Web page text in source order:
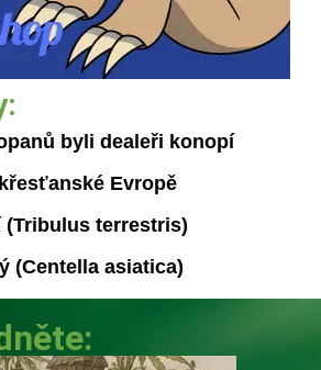
byli dealeři konopí
Evropě
terrestris)
(Centella asiatica)